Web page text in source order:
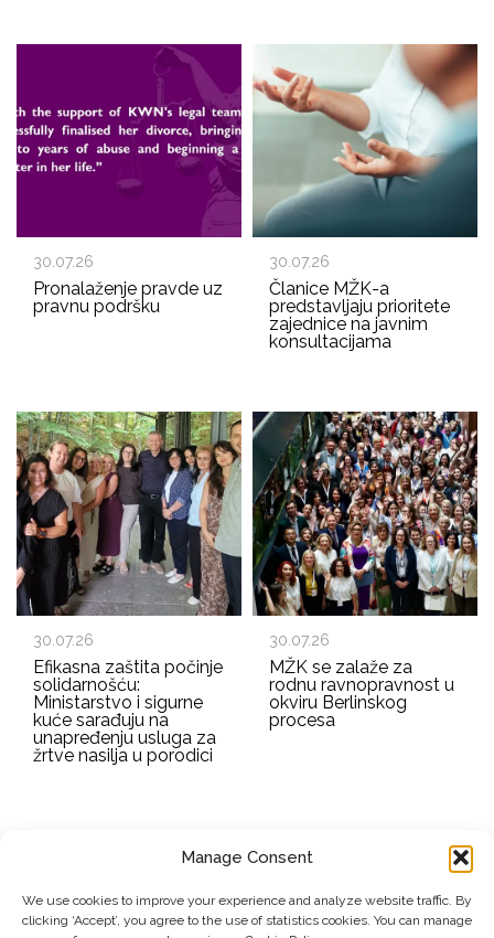
Manage Consent
We use cookies to improve your experience and analyze website traffic. By
clicking ‘Accept’, you agree to the use of statistics cookies. You can manage
30.07.26
Pronalaženje pravde uz
pravnu podršku
30.07.26
Članice MŽK-a
predstavljaju prioritete
zajednice na javnim
konsultacijama
30.07.26
Efikasna zaštita počinje
solidarnošću:
Ministarstvo i sigurne
kuće sarađuju na
unapređenju usluga za
žrtve nasilja u porodici
30.07.26
MŽK se zalaže za
rodnu ravnopravnost u
okviru Berlinskog
procesa
EMAIL ADDRESS